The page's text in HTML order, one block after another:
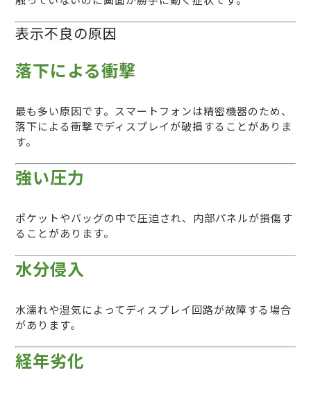
表示不良の原因
落下による衝撃
最も多い原因です。スマートフォンは精密機器のため、
落下による衝撃でディスプレイが破損することがありま
す。
強い圧力
ポケットやバッグの中で圧迫され、内部パネルが損傷す
ることがあります。
水分侵入
水濡れや湿気によってディスプレイ回路が故障する場合
があります。
経年劣化